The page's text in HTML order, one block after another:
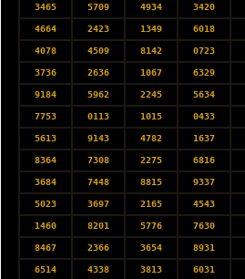
3465 5709 4934 3420
4664 2423 1349 6018
4078 4509 8142 0723
3736 2636 1067 6329
9184 5962 2245 5634
7753 0113 1015 0433
5613 9143 4782 1637
8364 7308 2275 6816
3684 7448 8815 9337
5023 3697 2165 4543
1460 8201 5776 7630
8467 2366 3654 8931
6514 4338 3813 6031